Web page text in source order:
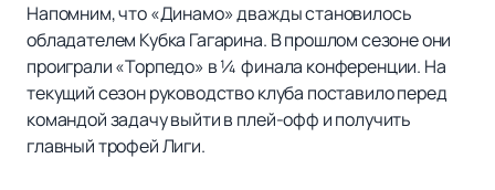
Напомним, что «Динамо» дважды становилось
обладателем Кубка Гагарина. В прошлом сезоне они
проиграли «Торпедо» в ¼ финала конференции. На
текущий сезон руководство клуба поставило перед
командой задачу выйти в плей-офф и получить
главный трофей Лиги.